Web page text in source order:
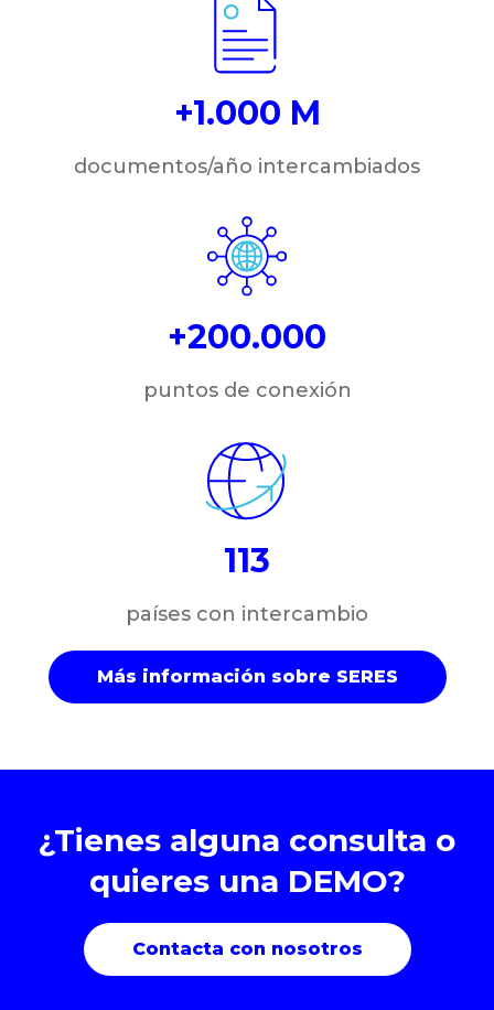
+1.000 M
documentos/año intercambiados
+200.000
puntos de conexión
113
países con intercambio
Más información sobre SERES
¿Tienes alguna consulta o
quieres una DEMO?
Contacta con nosotros